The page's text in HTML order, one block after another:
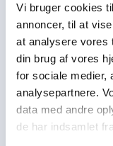
Vi bruger cookies
annoncer, til at
at analysere vores
din brug af vores
for sociale medier,
analysepartnere.
data med andre
de har indsamlet